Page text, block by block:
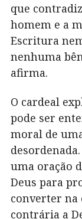
que
homem e a
Escritura
nenhuma
afirma.
O cardeal
pode ser
moral de
uma oração
Deus para
converter na
contrária a